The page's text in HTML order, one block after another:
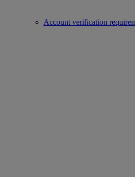
Account verification